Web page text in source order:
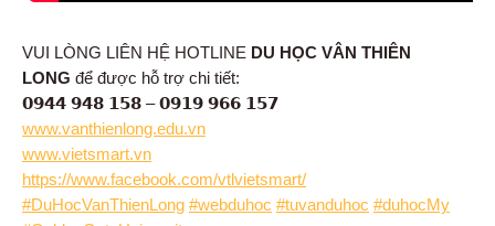
VUI LÒNG LIÊN HỆ HOTLINE DU HỌC VÂN THIÊN
LONG để được hỗ trợ chi tiết:
𝟬𝟵𝟰𝟰 𝟵𝟰𝟴 𝟭𝟱𝟴 – 𝟬𝟵𝟭𝟵 𝟵𝟲𝟲 𝟭𝟱𝟳
www.vanthienlong.edu.vn
www.vietsmart.vn
https://www.facebook.com/vtlvietsmart/
#DuHocVanThienLong #webduhoc #tuvanduhoc #duhocMy